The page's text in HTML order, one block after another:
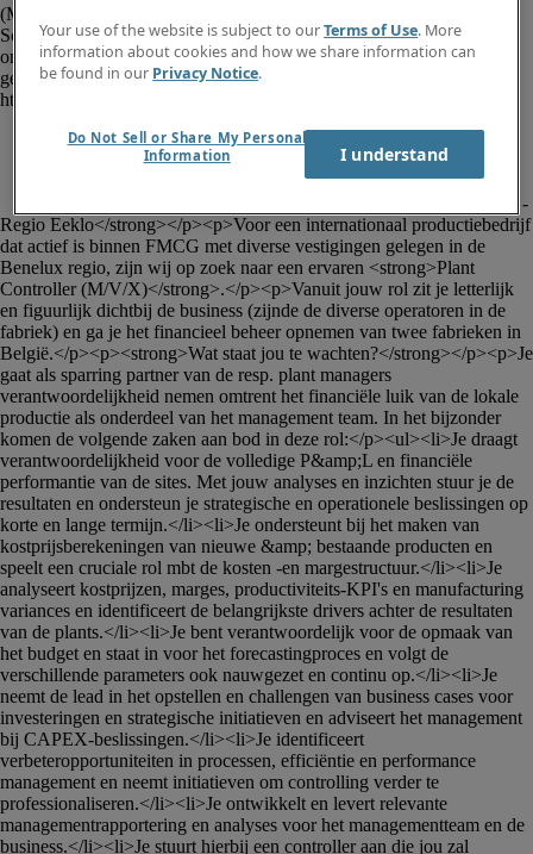
Regio Eeklo</strong></p><p>Voor een internationaal productiebedrijf
dat actief is binnen FMCG met diverse vestigingen gelegen in de
Benelux regio, zijn wij op zoek naar een ervaren <strong>Plant
Controller (M/V/X)</strong>.</p><p>Vanuit jouw rol zit je letterlijk
en figuurlijk dichtbij de business (zijnde de diverse operatoren in de
fabriek) en ga je het financieel beheer opnemen van twee fabrieken in
België.</p><p><strong>Wat staat jou te wachten?</strong></p><p>Je
gaat als sparring partner van de resp. plant managers
verantwoordelijkheid nemen omtrent het financiële luik van de lokale
productie als onderdeel van het management team. In het bijzonder
komen de volgende zaken aan bod in deze rol:</p><ul><li>Je draagt
verantwoordelijkheid voor de volledige P&amp;L en financiële
performantie van de sites. Met jouw analyses en inzichten stuur je de
resultaten en ondersteun je strategische en operationele beslissingen op
korte en lange termijn.</li><li>Je ondersteunt bij het maken van
kostprijsberekeningen van nieuwe &amp; bestaande producten en
speelt een cruciale rol mbt de kosten -en margestructuur.</li><li>Je
analyseert kostprijzen, marges, productiviteits-KPI's en manufacturing
variances en identificeert de belangrijkste drivers achter de resultaten
van de plants.</li><li>Je bent verantwoordelijk voor de opmaak van
het budget en staat in voor het forecastingproces en volgt de
verschillende parameters ook nauwgezet en continu op.</li><li>Je
neemt de lead in het opstellen en challengen van business cases voor
investeringen en strategische initiatieven en adviseert het management
bij CAPEX-beslissingen.</li><li>Je identificeert
verbeteropportuniteiten in processen, efficiëntie en performance
management en neemt initiatieven om controlling verder te
professionaliseren.</li><li>Je ontwikkelt en levert relevante
managementrapportering en analyses voor het managementteam en de
business.</li><li>Je stuurt hierbij een controller aan die jou zal
Your use of the website is subject to ourTerms of Use. More
information about cookies and how we share information can
be found in our Privacy Notice.
Do Not Sell or Share My Personal
Information
I understand